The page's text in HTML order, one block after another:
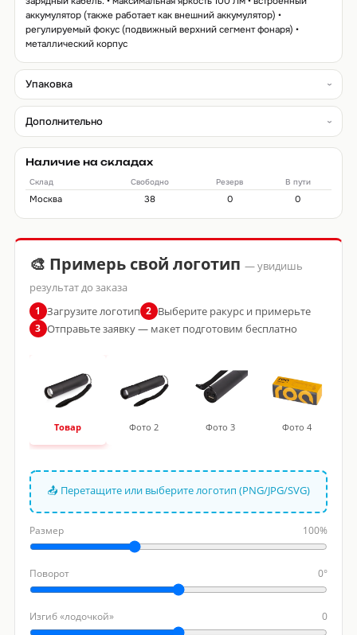
аккумулятор (также работает как внешний аккумулятор) •
регулируемый фокус (подвижный верхний сегмент фонаря) •
металлический корпус
Упаковка
Дополнительно
Наличие на складах
Склад Свободно Резерв В пути
Москва 38 0 0
🎨 Примерь свой логотип — увидишь
результат до заказа
1 Загрузите логотип 2 Выберите ракурс и примерьте
3 Отправьте заявку — макет подготовим бесплатно
Товар Фото 2 Фото 3 Фото 4
📤 Перетащите или выберите логотип (PNG/JPG/SVG)
Размер 100%
Поворот 0°
Изгиб «лодочкой» 0